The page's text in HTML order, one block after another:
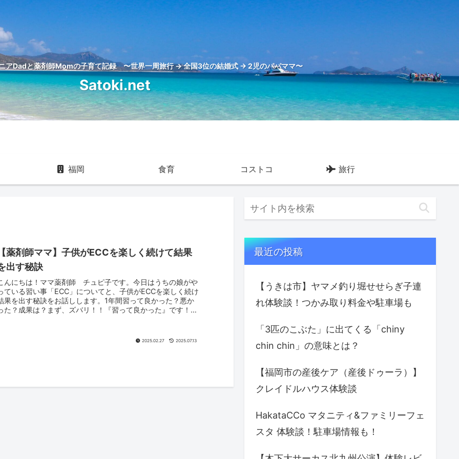
アDadと薬剤師Momの子育て記録 〜世界一周旅行 → 全国3位の結婚式 → 2児のパパママ〜
Satoki.net
福岡 食育 コストコ 旅行
薬剤師ママ】子供がECCを楽しく続けて結果
出す秘訣
んにちは！ママ薬剤師 チュピ子です。今日はうちの娘がや
ている習い事「ECC」についてと、子供がECCを楽しく続け
果を出す秘訣をお話しします。1年間習って良かった？悪か
た？成果は？まず、ズバリ！！『習って良かった』です！成
2025.02.27 2025.07.13
最近の投稿
【うきは市】ヤマメ釣り堀せせらぎ子連
れ体験談！つかみ取り料金や駐車場も
「3匹のこぶた」に出てくる「chiny
chin chin」の意味とは？
【福岡市の産後ケア（産後ドゥーラ）】
クレイドルハウス体験談
HakataCCo マタニティ&ファミリーフェ
スタ 体験談！駐車場情報も！